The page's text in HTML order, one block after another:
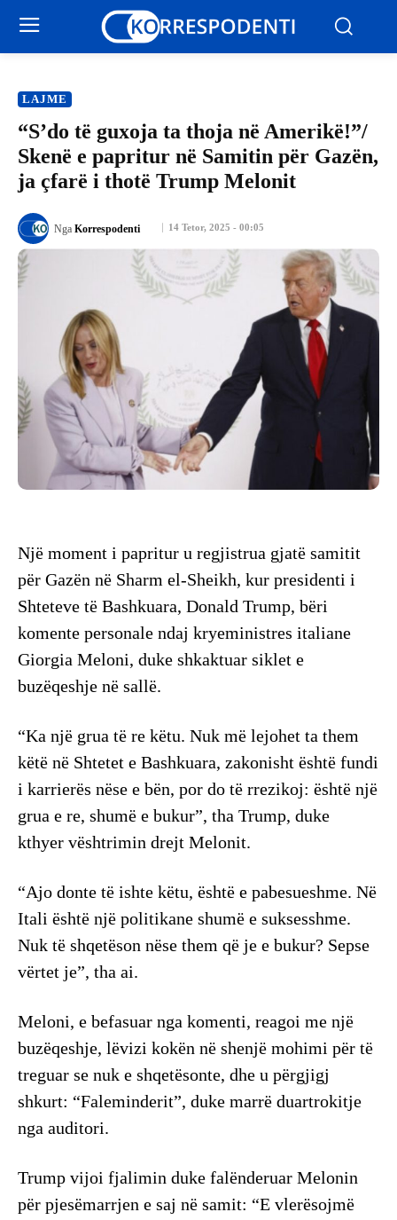
LAJME
“S’do të guxoja ta thoja në Amerikë!”/
Skenë e papritur në Samitin për Gazën,
ja çfarë i thotë Trump Melonit
14 Tetor, 2025 - 00:05
Nga Korrespodenti
Një moment i papritur u regjistrua gjatë samitit
për Gazën në Sharm el-Sheikh, kur presidenti i
Shteteve të Bashkuara, Donald Trump, bëri
komente personale ndaj kryeministres italiane
Giorgia Meloni, duke shkaktuar siklet e
buzëqeshje në sallë.
“Ka një grua të re këtu. Nuk më lejohet ta them
këtë në Shtetet e Bashkuara, zakonisht është fundi
i karrierës nëse e bën, por do të rrezikoj: është një
grua e re, shumë e bukur”, tha Trump, duke
kthyer vështrimin drejt Melonit.
“Ajo donte të ishte këtu, është e pabesueshme. Në
Itali është një politikane shumë e suksesshme.
Nuk të shqetëson nëse them që je e bukur? Sepse
vërtet je”, tha ai.
Meloni, e befasuar nga komenti, reagoi me një
buzëqeshje, lëvizi kokën në shenjë mohimi për të
treguar se nuk e shqetësonte, dhe u përgjigj
shkurt: “Faleminderit”, duke marrë duartrokitje
nga auditori.
Trump vijoi fjalimin duke falënderuar Melonin
për pjesëmarrjen e saj në samit: “E vlerësojmë